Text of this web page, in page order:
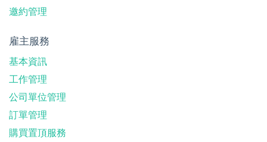
邀約管理
雇主服務
基本資訊
工作管理
公司單位管理
訂單管理
購買置頂服務